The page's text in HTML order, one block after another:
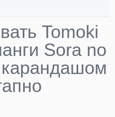
Tomoki
Sora no